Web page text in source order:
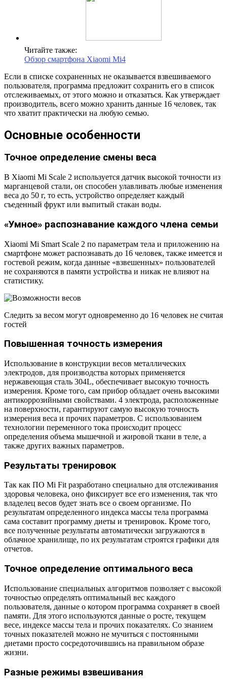
Читайте также:
Обзор смартфона Xiaomi Mi4
Если в списке сохраненных не оказывается взвешиваемого
пользователя, программа предложит сохранить его в список
отслеживаемых, от этого можно и отказаться. Как утверждает
производитель, всего можно хранить данные 16 человек, так
что хватит практически на любую семью.
Основные особенности
Точное определение смены веса
В Xiaomi Mi Scale 2 используется датчик высокой точности из
марганцевой стали, он способен улавливать любые изменения
веса до 50 г, то есть, устройство определяет каждый
съеденный фрукт или выпитый стакан воды.
«Умное» распознавание каждого члена семьи
Xiaomi Mi Smart Scale 2 по параметрам тела и приложению на
смартфоне может распознавать до 16 человек, также имеется и
гостевой режим, когда данные «взвешенных» пользователей
не сохраняются в памяти устройства и никак не влияют на
статистику.
Следить за весом могут одновременно до 16 человек не считая
гостей
Повышенная точность измерения
Использование в конструкции весов металлических
электродов, для производства которых применяется
нержавеющая сталь 304L, обеспечивает высокую точность
измерения. Кроме того, сам прибор обладает очень высокими
антикоррозийными свойствами. 4 электрода, расположенные
на поверхности, гарантируют самую высокую точность
измерения веса и прочих параметров. С использованием
технологии переменного тока происходит процесс
определения объема мышечной и жировой ткани в теле, а
также других важных параметров.
Результаты тренировок
Так как ПО Mi Fit разработано специально для отслеживания
здоровья человека, оно фиксирует все его изменения, так что
владелец весов будет знать все о своем организме. По
результатам определенного индекса массы тела программа
сама составит программу диеты и тренировок. Кроме того,
все полученные результаты автоматически загружаются в
облачное хранилище, по их результатам строятся графики для
отчетов.
Точное определение оптимального веса
Использование специальных алгоритмов позволяет с высокой
точностью определять оптимальный вес каждого
пользователя, данные о котором программа сохраняет в своей
памяти. Для этого используются данные о росте, текущем
весе, индексе массы тела и прочих показателях. Со знанием
точных показателей можно не мучиться с постоянными
диетами просто сосредоточившись на правильном образе
жизни.
Разные режимы взвешивания